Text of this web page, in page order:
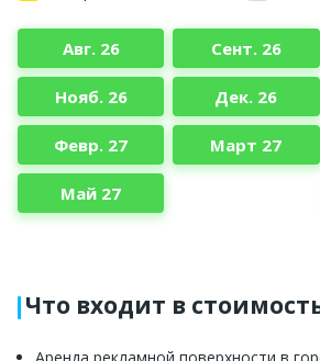
Авг. 26 Сент. 26
Нояб. 26 Дек. 26
Февр. 27 Март 27
Май 27
Что входит в